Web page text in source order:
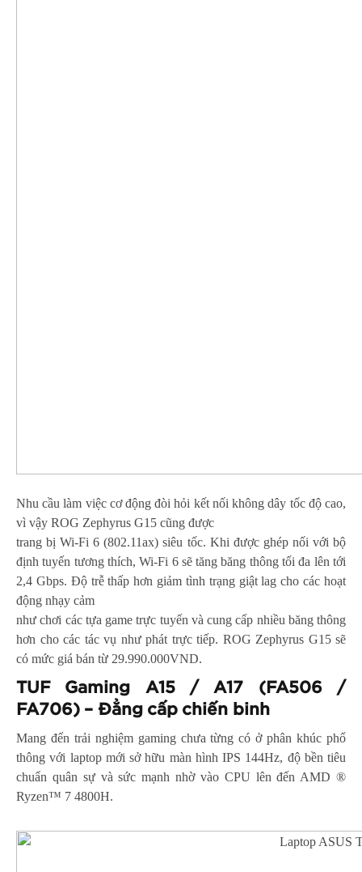
Nhu cầu làm việc cơ động đòi hỏi kết nối không dây tốc độ cao,
vì vậy ROG Zephyrus G15 cũng được
trang bị Wi-Fi 6 (802.11ax) siêu tốc. Khi được ghép nối với bộ
định tuyến tương thích, Wi-Fi 6 sẽ tăng băng thông tối đa lên tới
2,4 Gbps. Độ trễ thấp hơn giảm tình trạng giật lag cho các hoạt
động nhạy cảm
như chơi các tựa game trực tuyến và cung cấp nhiều băng thông
hơn cho các tác vụ như phát trực tiếp. ROG Zephyrus G15 sẽ
có mức giá bán từ 29.990.000VND.
TUF Gaming A15 / A17 (FA506 /
FA706) – Đẳng cấp chiến binh
Mang đến trải nghiệm gaming chưa từng có ở phân khúc phổ
thông với laptop mới sở hữu màn hình IPS 144Hz, độ bền tiêu
chuẩn quân sự và sức mạnh nhờ vào CPU lên đến AMD ®
Ryzen™ 7 4800H.